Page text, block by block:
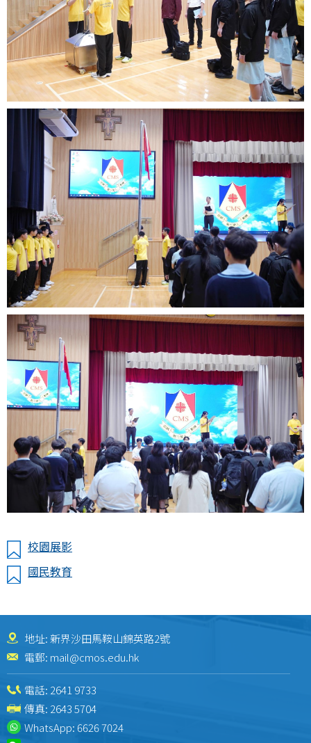
校園展影
國民教育
地址: 新界沙田馬鞍山錦英路2號
電郵: mail@cmos.edu.hk
電話: 2641 9733
傳真: 2643 5704
WhatsApp:6626 7024